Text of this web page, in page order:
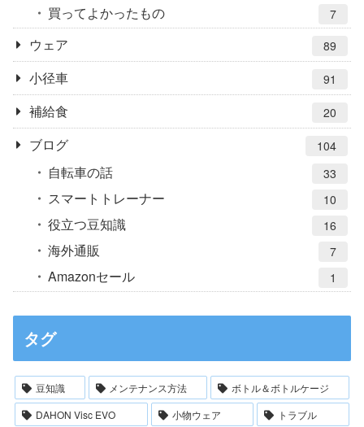
買ってよかったもの 7
ウェア 89
小径車 91
補給食 20
ブログ 104
自転車の話 33
スマートトレーナー 10
役立つ豆知識 16
海外通販 7
Amazonセール 1
タグ
豆知識 メンテナンス方法
ボトル＆ボトルケージ
DAHON Visc EVO
小物ウェア
トラブル